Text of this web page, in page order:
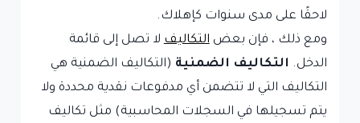
لاحقًا على مدى سنوات كإهلاك.
ومع ذلك ، فإن بعضالتكاليفلا تصل إلى قائمة
الدخل. التكاليف الضمنية (التكاليف الضمنية هي
التكاليف التي لا تتضمن أي مدفوعات نقدية محددة ولا
يتم تسجيلها في السجلات المحاسبية) مثل تكاليف